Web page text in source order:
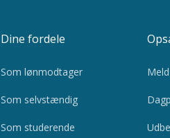
Dine fordele
Som lønmodtager
Som selvstændig
Som studerende